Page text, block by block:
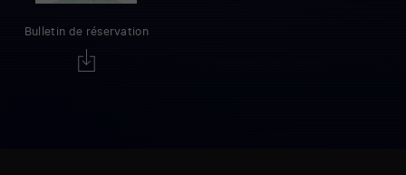
Bulletin de réservation